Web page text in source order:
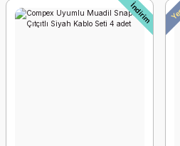
İndirim